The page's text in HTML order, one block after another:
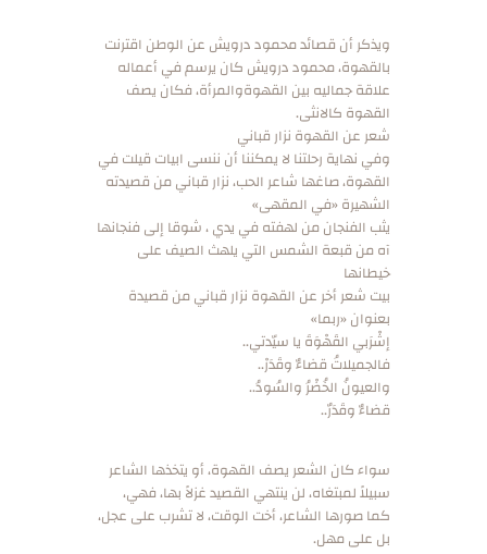
ويذكر أن قصائد محمود درويش عن الوطن اقترنت
بالقهوة، محمود درويش كان يرسم في أعماله
علاقة جماليه بين القهوةوالمرأة، فكان يصف
القهوة كالانثى.
شعر عن القهوة نزار قباني
وفي نهاية رحلتنا لا يمكننا أن ننسى ابيات قيلت في
القهوة، صاغها شاعر الحب، نزار قباني من قصيدته
الشهيرة «في المقهى»
يثب الفنجان من لهفته في يدي ، شوقا إلى فنجانها
آه من قبعة الشمس التي يلهث الصيف على
خيطانها
بيت شعر أخر عن القهوة نزار قباني من قصيدة
بعنوان «ربما»
إشْرَبي القَهْوَةَ يا سيّدتي..
فالجميلاتُ قضاءٌ وقَدَرْ..
والعيونُ الخُضْرُ والسُودُ..
قضاءٌ وقَدَرٌ..
سواء كان الشعر يصف القهوة، أو يتخذها الشاعر
سبيلاً لمبتغاه، لن ينتهي القصيد غزلاً بها، فهي،
كما صورها الشاعر، أخت الوقت، لا تشرب على عجل،
بل على مهل.